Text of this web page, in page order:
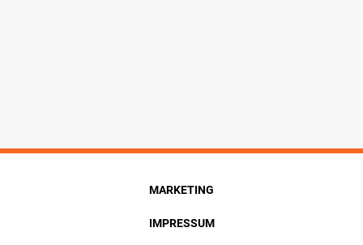
MARKETING
IMPRESSUM